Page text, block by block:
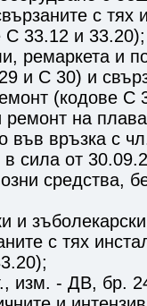
с тях
33.12 и 33.20);
ремаркета и
и С 30) и
(кодове C
ремонт на
във връзка с
сила от
средства,
и
с тях
изм. - ДВ, бр.